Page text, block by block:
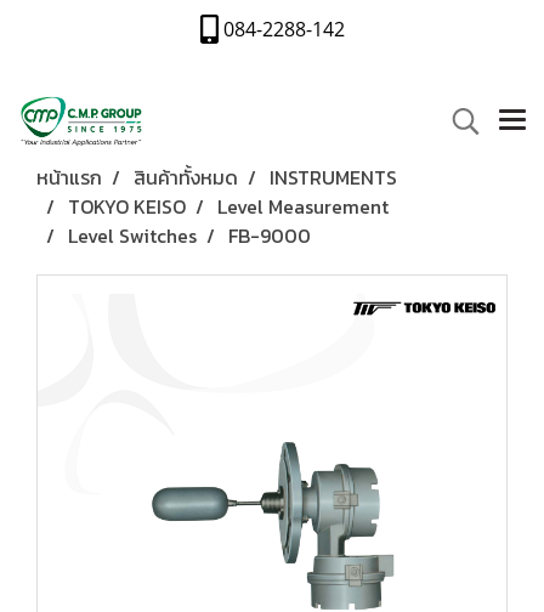
084-2288-142
หน้าแรก สินค้าทั้งหมด
INSTRUMENTS
TOKYO KEISO
Level Measurement
Level Switches
FB-9000